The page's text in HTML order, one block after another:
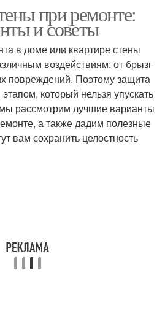
при ремонте:
и советы
в доме или квартире стены
воздействиям: от брызг
повреждений. Поэтому защита
который нельзя упускать
мы рассмотрим лучшие варианты
а также дадим полезные
вам сохранить целостность